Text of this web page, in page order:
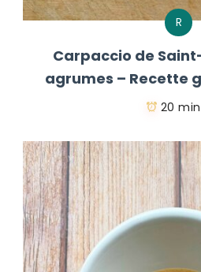
R
Carpaccio de
agrumes – Recette
20